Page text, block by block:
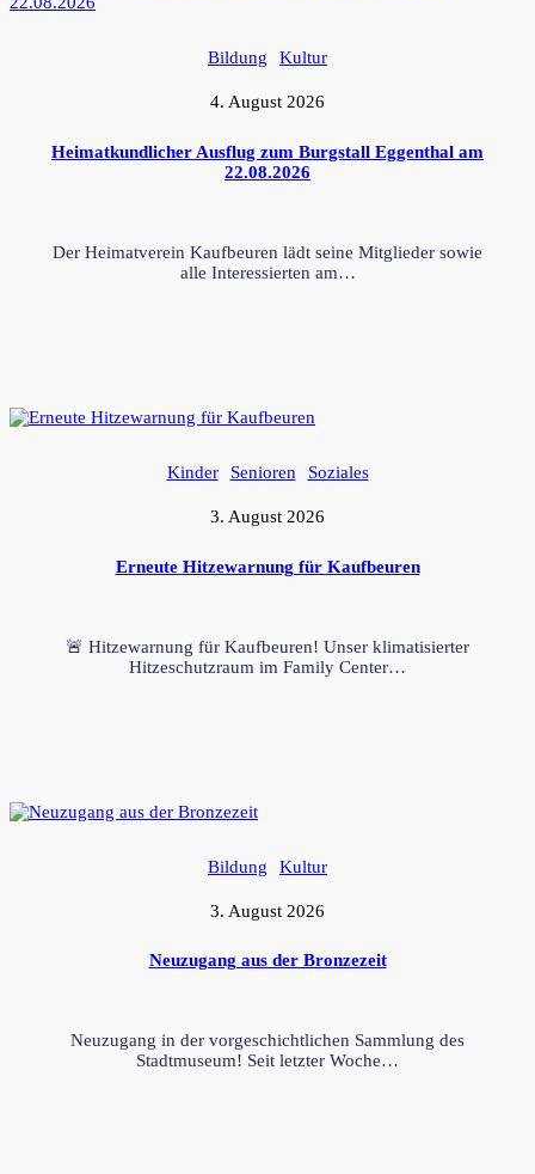
Bildung Kultur
4. August 2026
Heimatkundlicher Ausflug zum Burgstall Eggenthal am
22.08.2026
Der Heimatverein Kaufbeuren lädt seine Mitglieder sowie
alle Interessierten am…
Kinder Senioren Soziales
3. August 2026
Erneute Hitzewarnung für Kaufbeuren
🚨 Hitzewarnung für Kaufbeuren! Unser klimatisierter
Hitzeschutzraum im Family Center…
Bildung Kultur
3. August 2026
Neuzugang aus der Bronzezeit
Neuzugang in der vorgeschichtlichen Sammlung des
Stadtmuseum! Seit letzter Woche…